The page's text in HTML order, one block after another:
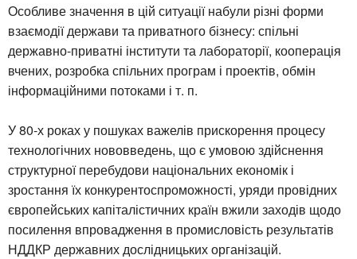
Особливе значення в цій ситуації набули різні форми
взаємодії держави та приватного бізнесу: спільні
державно-приватні інститути та лабораторії, кооперація
вчених, розробка спільних програм і проектів, обмін
інформаційними потоками і т. п.
У 80-х роках у пошуках важелів прискорення процесу
технологічних нововведень, що є умовою здійснення
структурної перебудови національних економік і
зростання їх конкурентоспроможності, уряди провідних
європейських капіталістичних країн вжили заходів щодо
посилення впровадження в промисловість результатів
НДДКР державних дослідницьких організацій.